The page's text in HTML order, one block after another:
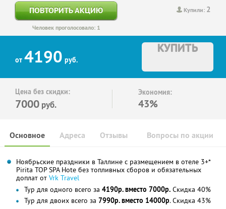
Купили: 2
ПОВТОРИТЬ АКЦИЮ
Человек проголосовало: 1
от 4190 руб.
КУПИТЬ
Цена без скидки:
7000 руб.
Экономия:
43%
Основное Отзывы Вопросы по акции
Адреса
Ноябрьские праздники в Таллине с размещением в отеле 3+*
Pirita TOP SPA Hote без топливных сборов и обязательных
доплат от Vrk Travel
Тур для одного всего за 4190р. вместо 7000р. Скидка 40%
Тур для двоих всего за 7990р. вместо 14000р. Скидка 43%